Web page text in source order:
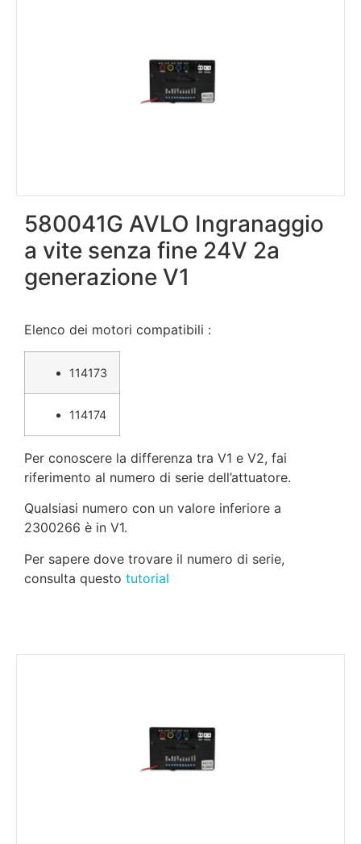
580041G AVLO Ingranaggio
a vite senza fine 24V 2a
generazione V1
Elenco dei motori compatibili :
114173
114174
Per conoscere la differenza tra V1 e V2, fai
riferimento al numero di serie dell’attuatore.
Qualsiasi numero con un valore inferiore a
2300266 è in V1.
Per sapere dove trovare il numero di serie,
consulta questo tutorial